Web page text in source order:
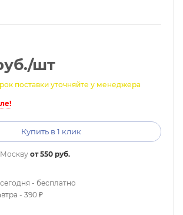
/шт
поставки уточняйте у менеджера
Купить в 1 клик
Москву от 550 руб.
- бесплатно
- 390 ₽